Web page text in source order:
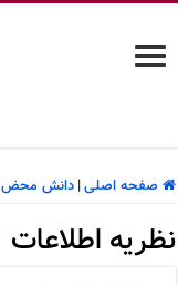
صفحه اصلی| دانش محض
نظریه اطلاعات